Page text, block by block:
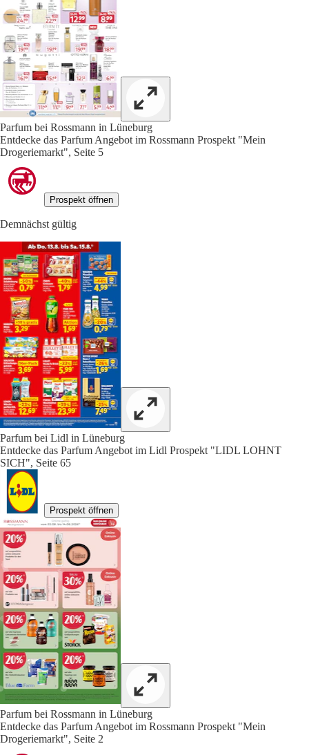
Parfum bei Rossmann in Lüneburg
Entdecke das Parfum Angebot im Rossmann Prospekt "Mein
Drogeriemarkt", Seite 5
Prospekt öffnen
Demnächst gültig
Parfum bei Lidl in Lüneburg
Entdecke das Parfum Angebot im Lidl Prospekt "LIDL LOHNT
SICH", Seite 65
Prospekt öffnen
Parfum bei Rossmann in Lüneburg
Entdecke das Parfum Angebot im Rossmann Prospekt "Mein
Drogeriemarkt", Seite 2